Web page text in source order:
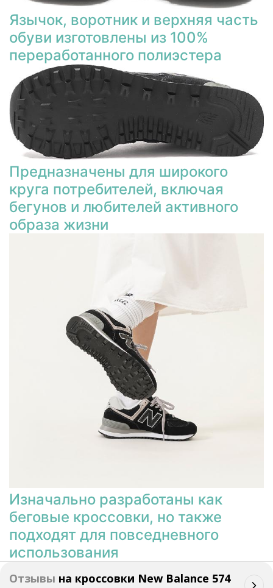
Язычок, воротник и верхняя часть
обуви изготовлены из 100%
переработанного полиэстера
Предназначены для широкого
круга потребителей, включая
бегунов и любителей активного
образа жизни
Изначально разработаны как
беговые кроссовки, но также
подходят для повседневного
использования
Отзывы на кроссовки New Balance 574